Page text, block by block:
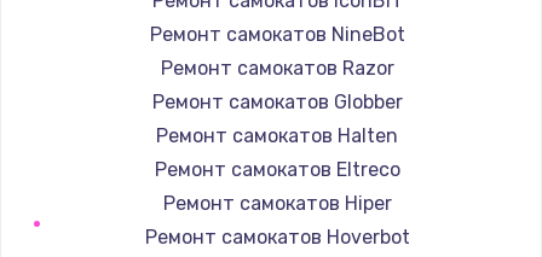
1100 руб.
Замена платы сенсора
900 руб.
Замена регулятора режимов конфорки
Ремонт самокатов NineBot
Ремонт самокатов Razor
Ремонт самокатов Globber
Ремонт самокатов Halten
Ремонт самокатов Eltreco
Ремонт самокатов Hiper
Ремонт самокатов Hoverbot